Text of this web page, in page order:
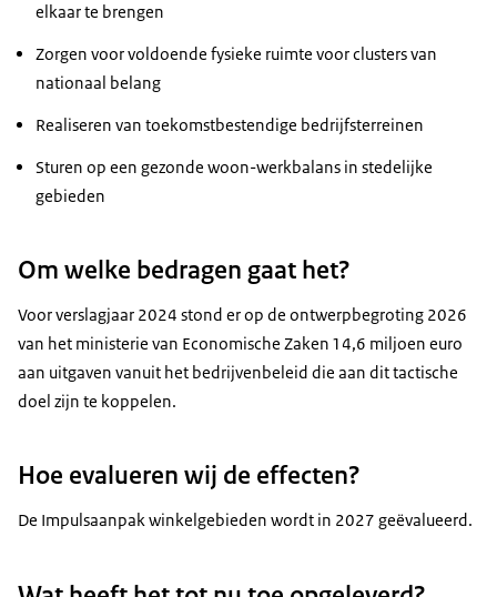
elkaar te brengen
Zorgen voor voldoende fysieke ruimte voor clusters van
nationaal belang
Realiseren van toekomstbestendige bedrijfsterreinen
Sturen op een gezonde woon-werkbalans in stedelijke
gebieden
Om welke bedragen gaat het?
Voor verslagjaar 2024 stond er op de ontwerpbegroting 2026
van het ministerie van Economische Zaken 14,6 miljoen euro
aan uitgaven vanuit het bedrijvenbeleid die aan dit tactische
doel zijn te koppelen.
Hoe evalueren wij de effecten?
De Impulsaanpak winkelgebieden wordt in 2027 geëvalueerd.